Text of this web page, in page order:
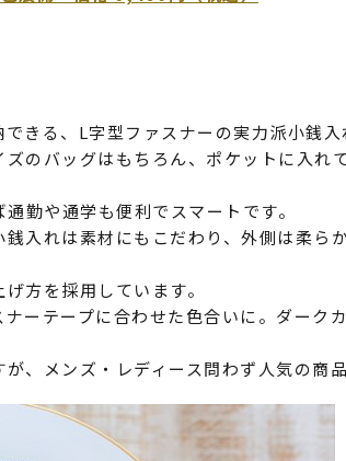
きる、L字型ファスナーの実力派小銭入
のバッグはもちろん、ポケットに入れ
勤や通学も便利でスマートです。
入れは素材にもこだわり、外側は柔ら
方を採用しています。
ーテープに合わせた色合いに。ダーク
、メンズ・レディース問わず人気の商品